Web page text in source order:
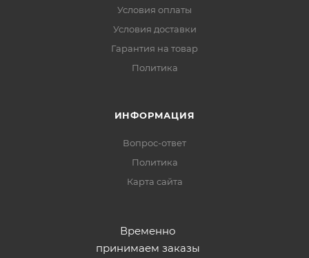
Условия оплаты
Условия доставки
Гарантия на товар
Политика
ИНФОРМАЦИЯ
Вопрос-ответ
Политика
Карта сайта
Временно
принимаем заказы